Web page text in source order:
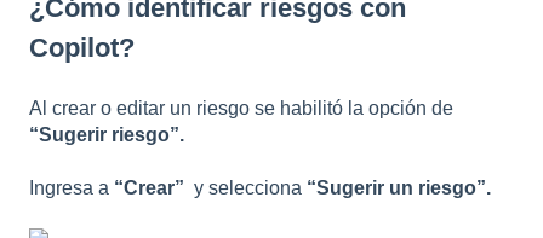
¿Cómo identificar riesgos con
Copilot?
Al crear o editar un riesgo se habilitó la opción de
“Sugerir riesgo”.
Ingresa a “Crear” y selecciona “Sugerir un riesgo”.